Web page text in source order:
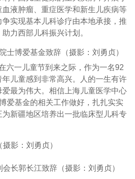
血液肿瘤、重症医学和新生儿疾病等
实现基本儿科诊疗由本地承接，推
力西部儿科振兴计划。
士博爱基金致辞（摄影：刘勇贞）
一儿童节到来之际，作为一名92
儿童感到非常高兴。人的一生有许
最为伟大。相信上海儿童医学中心
爱基金的相关工作做好，扎扎实实
新疆地区培养出一批临床型儿科专
摄影：刘勇贞）
长郭长江致辞（摄影：刘勇贞）